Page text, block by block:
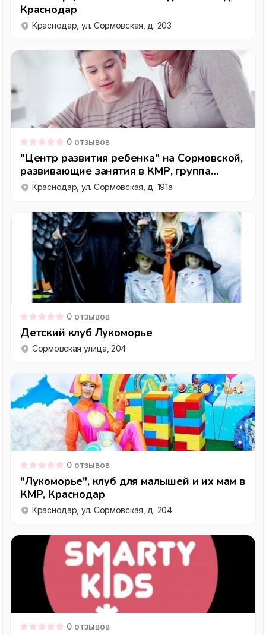
Краснодар
Краснодар, ул. Сормовская, д. 203
0 отзывов
"Центр развития ребенка" на Сормовской,
развивающие занятия в КМР, группа
продленного дня, Краснодар
Краснодар, ул. Сормовская, д. 191а
0 отзывов
Детский клуб Лукоморье
Сормовская улица, 204
0 отзывов
"Лукоморье", клуб для малышей и их мам в
КМР, Краснодар
Краснодар, ул. Сормовская, д. 204
0 отзывов